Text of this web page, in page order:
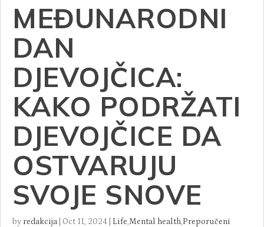
MEĐUNARODNI
DAN
DJEVOJČICA:
KAKO PODRŽATI
DJEVOJČICE DA
OSTVARUJU
SVOJE SNOVE
by redakcija Oct 11, 2024 Life,Mental health,Preporučeni